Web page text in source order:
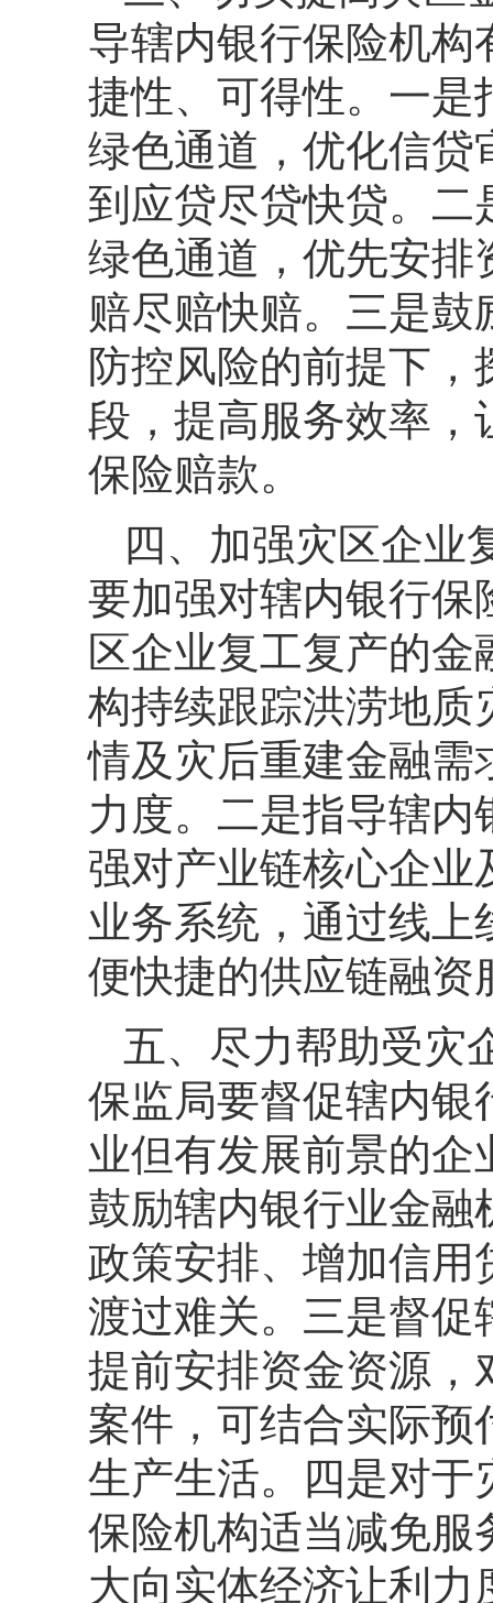
导辖内银行保险机
捷性、可得性。一是
绿色通道，优化信贷
到应贷尽贷快贷。
绿色通道，优先安排
赔尽赔快赔。三是
防控风险的前提下
段，提高服务效率，
保险赔款。
四、加强灾区企业
要加强对辖内银行保
区企业复工复产的
构持续跟踪洪涝地质
情及灾后重建金融需
力度。二是指导辖
强对产业链核心企
业务系统，通过线
便快捷的供应链融资
五、尽力帮助受灾
保监局要督促辖内银
业但有发展前景的
鼓励辖内银行业金
政策安排、增加信
渡过难关。三是督促
提前安排资金资源，
案件，可结合实际
生产生活。四是对于
保险机构适当减免服
大向实体经济让利力